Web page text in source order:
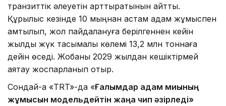
транзиттік әлеуетін арттыратынын айтты.
Құрылыс кезінде 10 мыңнан астам адам жұмыспен
қамтылып, жол пайдалануға берілгеннен кейін
жылдық жүк тасымалы көлемі 13,2 млн тоннаға
дейін өседі. Жобаны 2029 жылдан кешіктірмей
аяқтау жоспарланып отыр.
Сондай-ақ «TRT»-да «Ғалымдар адам миының
жұмысын модельдейтін жаңа чип әзірледі»